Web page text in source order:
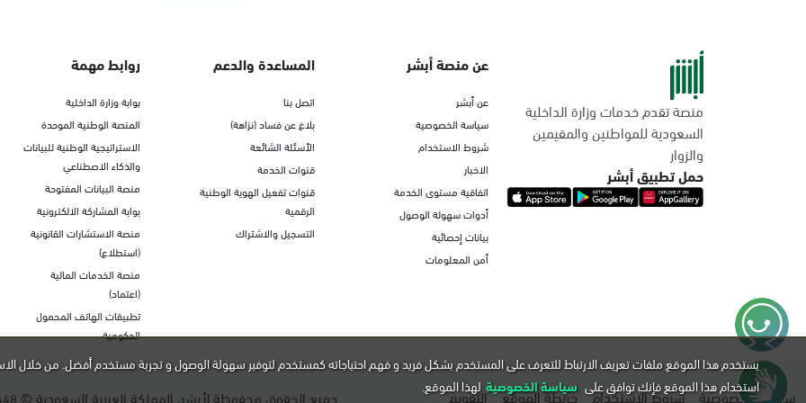
منصة تقدم خدمات وزارة الداخلية
السعودية للمواطنين والمقيمين
والزوار
حمل تطبيق أبشر
عن منصة أبشر
عن أبشر
سياسة الخصوصية
شروط الاستخدام
الاخبار
اتفاقية مستوى الخدمة
أدوات سهولة الوصول
بيانات إحصائية
أمن المعلومات
المساعدة والدعم
اتصل بنا
بلاغ عن فساد (نزاهة)
الأسئلة الشائعة
قنوات الخدمة
قنوات تفعيل الهوية الوطنية
الرقمية
التسجيل والاشتراك
روابط مهمة
بوابة وزارة الداخلية
المنصة الوطنية الموحدة
الاستراتيجية الوطنية للبيانات
والذكاء الاصطناعي
منصة البيانات المفتوحة
بوابة المشاركة الالكترونية
منصة الاستشارات القانونية
(استطلاع)
منصة الخدمات المالية
(اعتماد)
تطبيقات الهاتف المحمول
الحكومية
سياسة الخصوصية شروط الاستخدام خريطة الموقع التقويم جميع الحقوق محفوظة لأبشر، المملكة العربية السعودية ©
يستخدم هذا الموقع ملفات تعريف الارتباط للتعرف على المستخدم بشكل فريد و فهم احتياجاته كمستخدم لتوفير سهولة الوصول و تجربة مستخدم أفضل. من خلال
استخدام هذا الموقع فإنك توافق على سياسة الخصوصية لهذا الموقع.